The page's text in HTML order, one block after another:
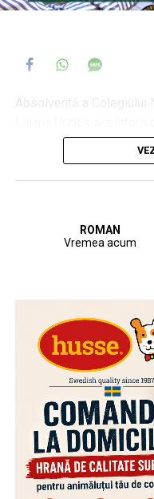
prezentat în fața noilor
expoziție dedicată iei,
dincolo de granițele țării
cunoașterii rădăcinilor